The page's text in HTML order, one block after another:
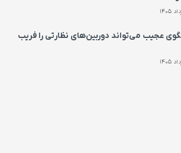
عجیب می‌تواند دوربین‌های نظارتی را فریب